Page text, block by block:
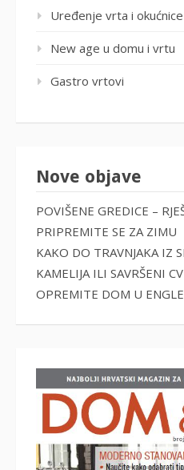
Uređenje vrta i okućnice
New age u domu i vrtu
Gastro vrtovi
Nove objave
POVIŠENE GREDICE –
PRIPREMITE SE ZA ZIMU
KAKO DO TRAVNJAKA IZ
KAMELIJA ILI SAVRŠENI
OPREMITE DOM U